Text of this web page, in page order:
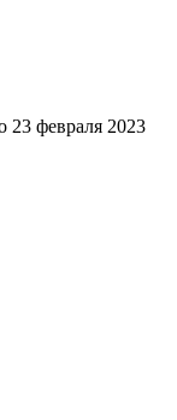
23 февраля 2023